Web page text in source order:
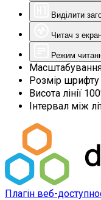
Виділити
Читач з
Режим
Розмір шрифту
Висота лінії 100
Інтервал між
Плагін веб-